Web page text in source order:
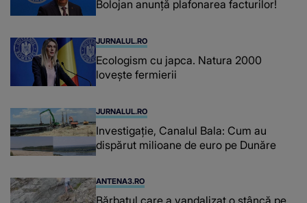
Bolojan anunță plafonarea facturilor!
JURNALUL.RO
Ecologism cu japca. Natura 2000
lovește fermierii
JURNALUL.RO
Investigație, Canalul Bala: Cum au
dispărut milioane de euro pe Dunăre
ANTENA3.RO